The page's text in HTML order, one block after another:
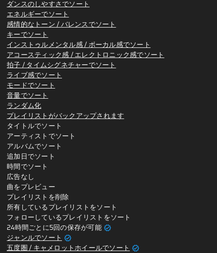
ダンスのしやすさでソート
エネルギーでソート
感情的なトーン / バレンスでソート
キーでソート
インストゥルメンタル感 / ボーカル感でソート
アコースティック感 / エレクトロニック感でソート
拍子 / タイムシグネチャーでソート
ライブ感でソート
モードでソート
音量でソート
ランダム化
プレイリストがバックアップされます
タイトルでソート
アーティストでソート
アルバムでソート
追加日でソート
時間でソート
広告なし
曲をプレビュー
プレイリストを削除
所有しているプレイリストをソート
フォローしているプレイリストをソート
24時間ごとに5回の保存が可能 verified
ジャンルでソート verified
五度圏 / キャメロットホイールでソート verified